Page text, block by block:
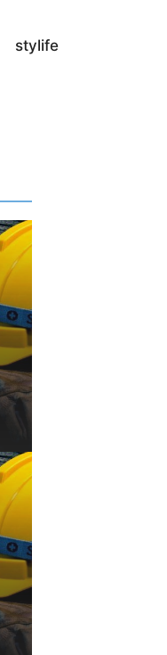
stylife